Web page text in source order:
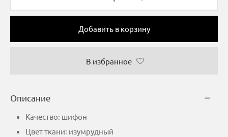
Добавить в корзину
В избранное
Описание
Качество: шифон
Цвет ткани: изумрудный